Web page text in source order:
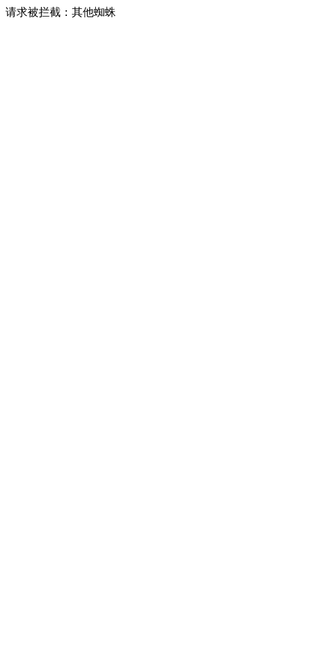
请求被拦截：其他蜘蛛